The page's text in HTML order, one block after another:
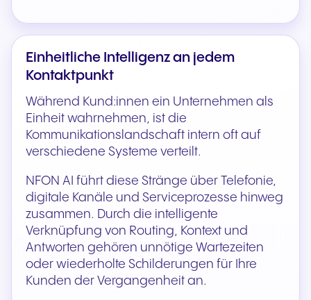
Einheitliche Intelligenz an jedem
Kontaktpunkt
Während Kund:innen ein Unternehmen als
Einheit wahrnehmen, ist die
Kommunikationslandschaft intern oft auf
verschiedene Systeme verteilt.
NFON AI führt diese Stränge über Telefonie,
digitale Kanäle und Serviceprozesse hinweg
zusammen. Durch die intelligente
Verknüpfung von Routing, Kontext und
Antworten gehören unnötige Wartezeiten
oder wiederholte Schilderungen für Ihre
Kunden der Vergangenheit an.